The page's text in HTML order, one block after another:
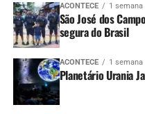
ACONTECE 1 semana
São José dos
segura do Brasil
ACONTECE 1 semana
Planetário Urania